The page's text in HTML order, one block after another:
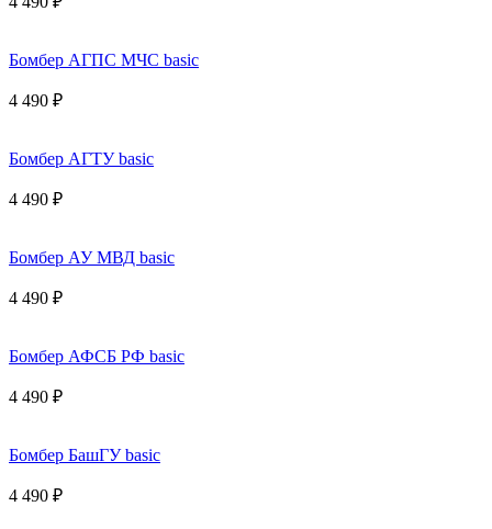
Бомбер АГПС МЧС basic
4 490 ₽
Бомбер АГТУ basic
4 490 ₽
Бомбер АУ МВД basic
4 490 ₽
Бомбер АФСБ РФ basic
4 490 ₽
Бомбер БашГУ basic
4 490 ₽